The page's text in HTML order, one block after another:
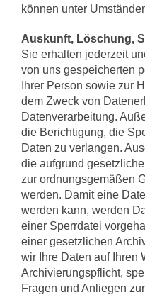
können unter
Auskunft, Löschung,
Sie erhalten jederzeit
von uns gespeicherten
Ihrer Person sowie zur
dem Zweck von
Datenverarbeitung.
die Berichtigung, die
Daten zu verlangen.
die aufgrund
zur ordnungsgemäßen
werden. Damit eine
werden kann, werden
einer Sperrdatei
einer gesetzlichen
wir Ihre Daten auf Ihren
Archivierungspflicht,
Fragen und Anliegen